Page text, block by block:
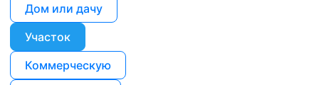
Дом или дачу
Участок
Коммерческую